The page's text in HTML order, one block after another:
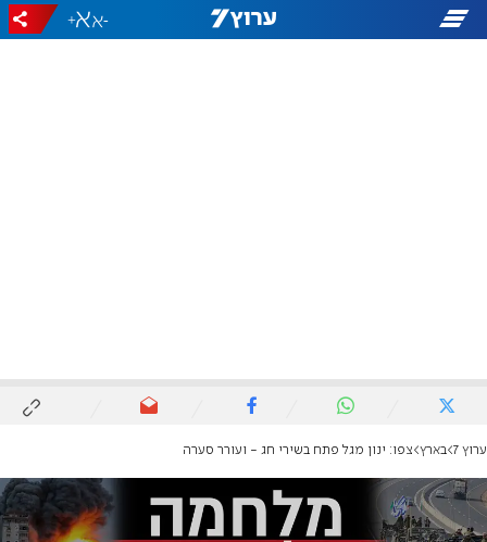
-
+
ערוץ 7 בארץ צפו: ינון מגל פתח בשירי חג - ועורר סערה